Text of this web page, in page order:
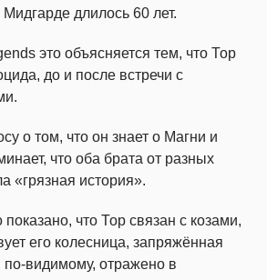
длилось 60 лет.
это объясняется тем, что Тор
до и после встречи с
о том, что он знает о Магни и
что оба брата от разных
«грязная история».
что Тор связан с козами,
его колесница, запряжённая
по-видимому, отражено в